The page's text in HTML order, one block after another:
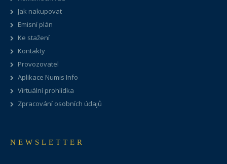
Jak nakupovat
Emisní plán
Ke stažení
Kontakty
Provozovatel
Aplikace Numis Info
Virtuální prohlídka
Zpracování osobních údajů
NEWSLETTER